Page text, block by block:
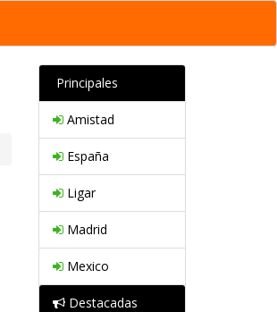
Principales
Amistad
España
Ligar
Madrid
Mexico
Destacadas